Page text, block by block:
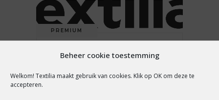
Beheer cookie toestemming
Welkom! Textilia maakt gebruik van cookies. Klik op OK om deze te
accepteren.
PREMIUM
CEO AIRFIELD: ‘MERKEN
ZONDER DNA HEBBEN GEEN
KANS OM TE OVERLEVEN’